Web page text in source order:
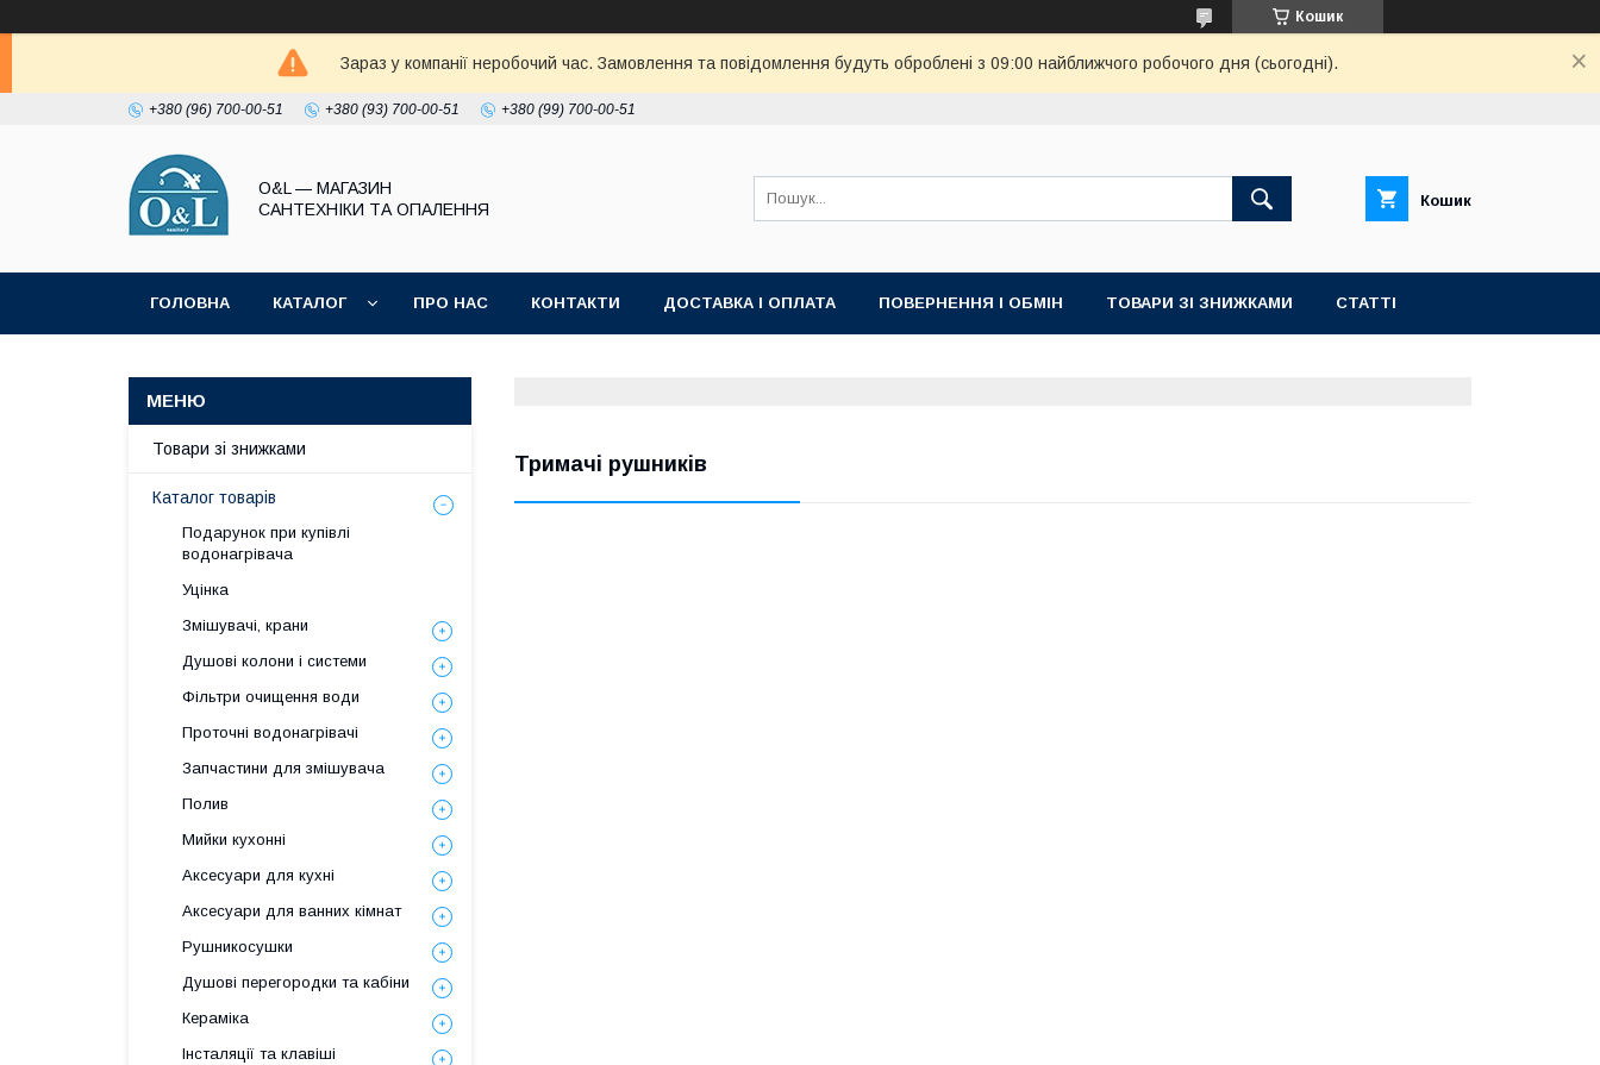
Кошик
Зараз у компанії неробочий час. Замовлення та повідомлення будуть оброблені з 09:00 найближчого робочого дня (сьогодні).
+380 (96) 700-00-51 +380 (93) 700-00-51 +380 (99) 700-00-51
O&L — МАГАЗИН
САНТЕХНІКИ ТА ОПАЛЕННЯ
Кошик
ГОЛОВНА КАТАЛОГ ПРО НАС КОНТАКТИ ДОСТАВКА І ОПЛАТА ПОВЕРНЕННЯ І ОБМІН ТОВАРИ ЗІ ЗНИЖКАМИ СТАТТІ
Тримачі рушників
Товари зі знижками
Каталог товарів
Подарунок при купівлі
водонагрівача
Уцінка
Змішувачі, крани
Душові колони і системи
Фільтри очищення води
Проточні водонагрівачі
Запчастини для змішувача
Полив
Мийки кухонні
Аксесуари для кухні
Аксесуари для ванних кімнат
Рушникосушки
Душові перегородки та кабіни
Кераміка
Інсталяції та клавіші